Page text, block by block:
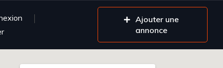
Ajouter une
annonce